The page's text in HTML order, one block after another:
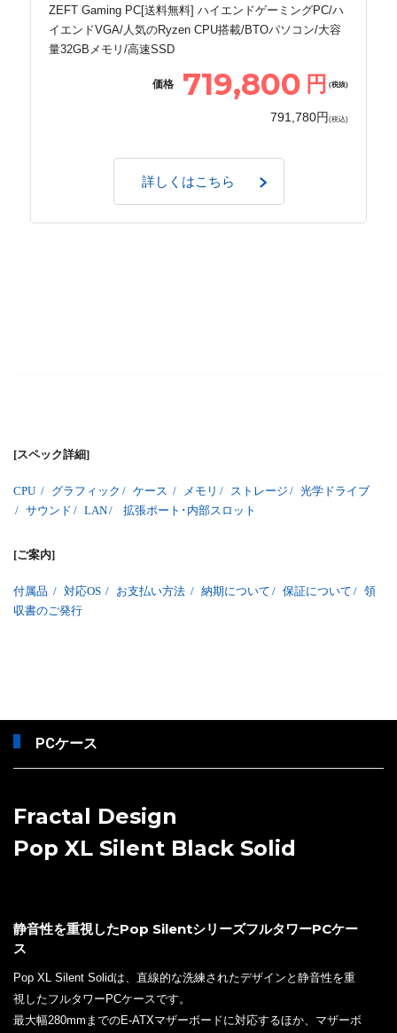
ZEFT Gaming PC[送料無料] ハイエンドゲーミングPC/ハ
イエンドVGA/人気のRyzen CPU搭載/BTOパソコン/大容
量32GBメモリ/高速SSD
価格 719,800 円 (税抜)
791,780円 (税込)
詳しくはこちら
[スペック詳細]
CPU / グラフィック / ケース / メモリ / ストレージ / 光学ドライブ
/ サウンド / LAN/ 拡張ポート･内部スロット
[ご案内]
付属品 / 対応OS / お支払い方法 / 納期について / 保証について / 領
収書のご発行
PCケース
Fractal Design
Pop XL Silent Black Solid
静音性を重視したPop SilentシリーズフルタワーPCケー
ス
Pop XL Silent Solidは、直線的な洗練されたデザインと静音性を重
視したフルタワーPCケースです。
最大幅280mmまでのE-ATXマザーボードに対応するほか、マザーボ